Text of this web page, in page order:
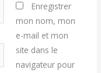
Enregistrer
mon nom, mon
e-mail et mon
site dans le
navigateur pour